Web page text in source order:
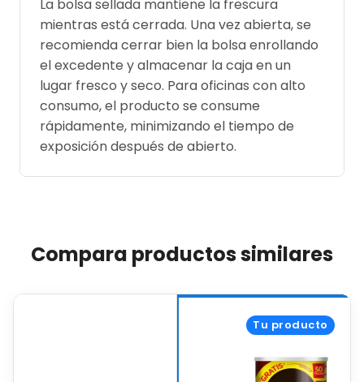
La bolsa sellada mantiene la frescura
mientras está cerrada. Una vez abierta, se
recomienda cerrar bien la bolsa enrollando
el excedente y almacenar la caja en un
lugar fresco y seco. Para oficinas con alto
consumo, el producto se consume
rápidamente, minimizando el tiempo de
exposición después de abierto.
Compara productos similares
Tu producto